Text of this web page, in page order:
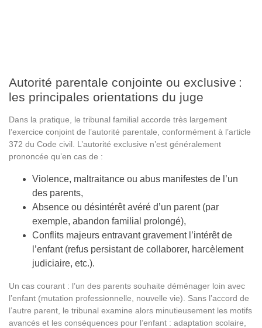
Autorité parentale conjointe ou exclusive :
les principales orientations du juge
Dans la pratique, le tribunal familial accorde très largement
l’exercice conjoint de l’autorité parentale, conformément à l’article
372 du Code civil. L’autorité exclusive n’est généralement
prononcée qu’en cas de :
Violence, maltraitance ou abus manifestes de l’un
des parents,
Absence ou désintérêt avéré d’un parent (par
exemple, abandon familial prolongé),
Conflits majeurs entravant gravement l’intérêt de
l’enfant (refus persistant de collaborer, harcèlement
judiciaire, etc.).
Un cas courant : l’un des parents souhaite déménager loin avec
l’enfant (mutation professionnelle, nouvelle vie). Sans l’accord de
l’autre parent, le tribunal examine alors minutieusement les motifs
avancés et les conséquences pour l’enfant : adaptation scolaire,